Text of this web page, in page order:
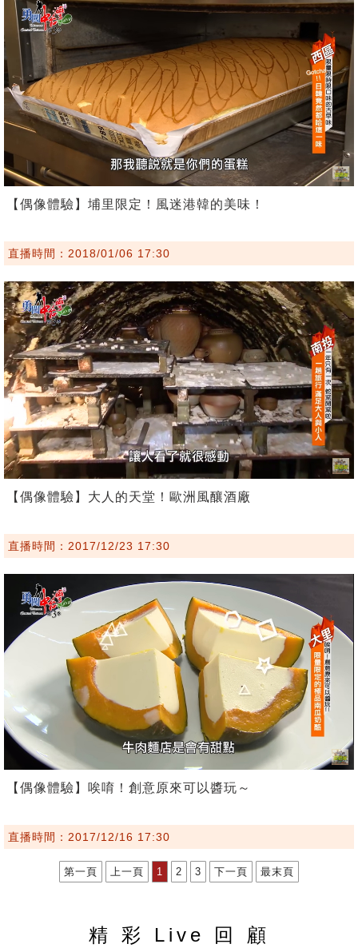
【偶像體驗】埔里限定！風迷港韓的美味！
直播時間：2018/01/06 17:30
【偶像體驗】大人的天堂！歐洲風釀酒廠
直播時間：2017/12/23 17:30
【偶像體驗】唉唷！創意原來可以醬玩～
直播時間：2017/12/16 17:30
第一頁 上一頁 1 2 3 下一頁 最末頁
精 彩 Live 回 顧